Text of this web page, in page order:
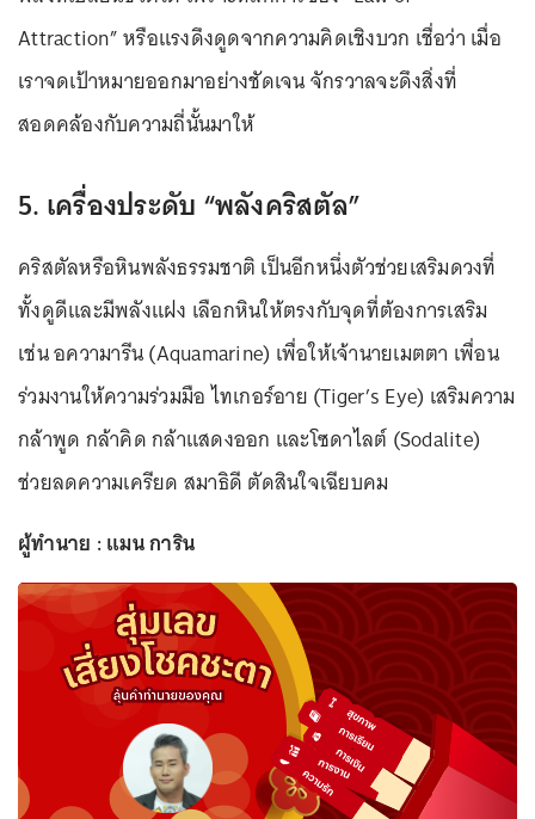
Attraction” หรือแรงดึงดูดจากความคิดเชิงบวก เชื่อว่า เมื่อ
เราจดเป้าหมายออกมาอย่างชัดเจน จักรวาลจะดึงสิ่งที่
สอดคล้องกับความถี่นั้นมาให้
5. เครื่องประดับ “พลังคริสตัล”
คริสตัลหรือหินพลังธรรมชาติ เป็นอีกหนึ่งตัวช่วยเสริมดวงที่
ทั้งดูดีและมีพลังแฝง เลือกหินให้ตรงกับจุดที่ต้องการเสริม
เช่น อความารีน (Aquamarine) เพื่อให้เจ้านายเมตตา เพื่อน
ร่วมงานให้ความร่วมมือ ไทเกอร์อาย (Tiger’s Eye) เสริมความ
กล้าพูด กล้าคิด กล้าแสดงออก และโซดาไลต์ (Sodalite)
ช่วยลดความเครียด สมาธิดี ตัดสินใจเฉียบคม
ผู้ทำนาย : แมน การิน